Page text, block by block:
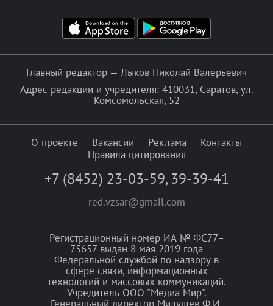
Главный редактор — Лыков Николай Валерьевич
Адрес редакции и учредителя: 410031, Саратов, ул.
Комсомольская, 52
О проекте Вакансии Реклама
Контакты
Правила цитирования
+7 (8452) 23-03-59, 39-39-41
red.vzsar@gmail.com
Регистрационный номер ИА № ФС77–
75657 выдан 8 мая 2019 года
Федеральной службой по надзору в
сфере связи, информационных
технологий и массовых коммуникаций.
Учредитель ООО "Медиа Мир".